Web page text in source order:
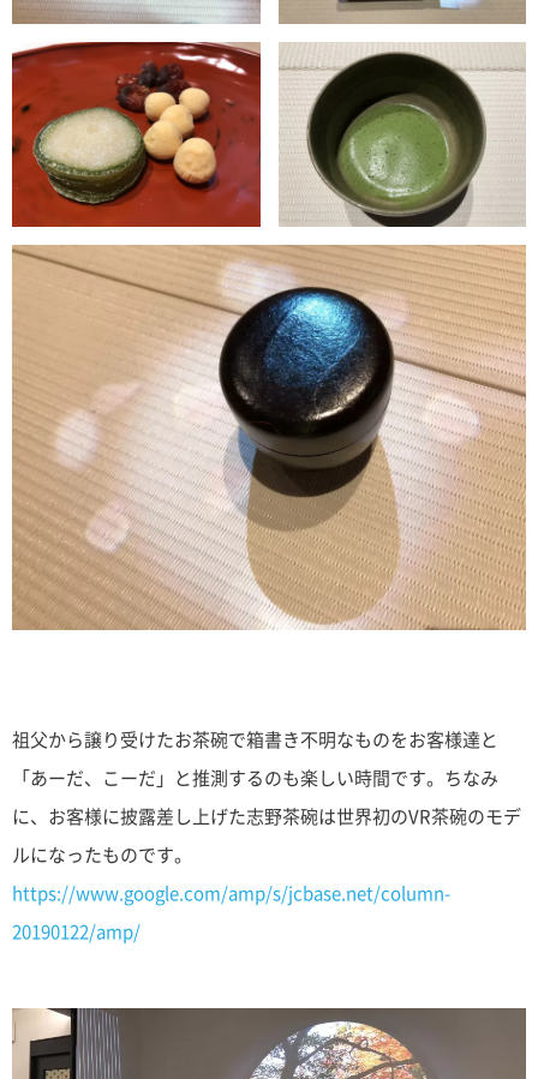
祖父から譲り受けたお茶碗で箱書き不明なものをお客様達と
「あーだ、こーだ」と推測するのも楽しい時間です。ちなみ
に、お客様に披露差し上げた志野茶碗は世界初のVR茶碗のモデ
ルになったものです。
https://www.google.com/amp/s/jcbase.net/column-
20190122/amp/